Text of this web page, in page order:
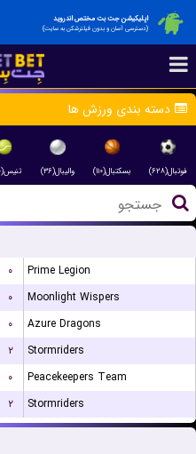
اپلیکیشن جت بت مختص اندروید
(دسترسی آسان و بدون فیلترشکن به سایت)
دسته بندی ورزش ها
فوتبال(۶۲۸) بسکتبال(۱۱۰) والیبال(۳۶) تنیس(۱۵۰)
۰
Prime Legion
۰
Moonlight Wispers
۰
Azure Dragons
۲
Stormriders
۰
Peacekeepers Team
۲ Stormriders